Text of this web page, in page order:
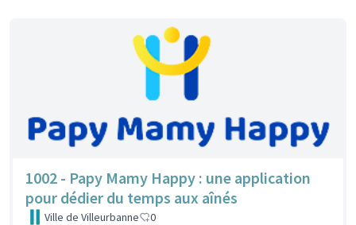
1002 - Papy Mamy Happy : une application
pour dédier du temps aux aînés
Ville de Villeurbanne 0